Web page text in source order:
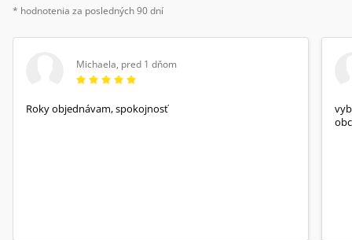
* hodnotenia za posledných 90 dní
Michaela, pred 1 dňom
Roky objednávam, spokojnosť